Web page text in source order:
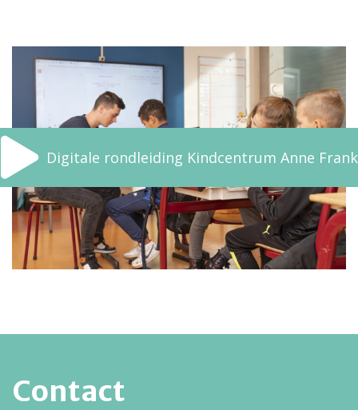
Digitale rondleiding Kindcentrum Anne Frank
Contact